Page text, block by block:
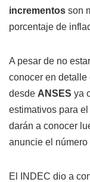
incrementos son
porcentaje de
A pesar de no
conocer en
desde ANSES ya
estimativos para
darán a conocer
anuncie el
El INDEC dio a